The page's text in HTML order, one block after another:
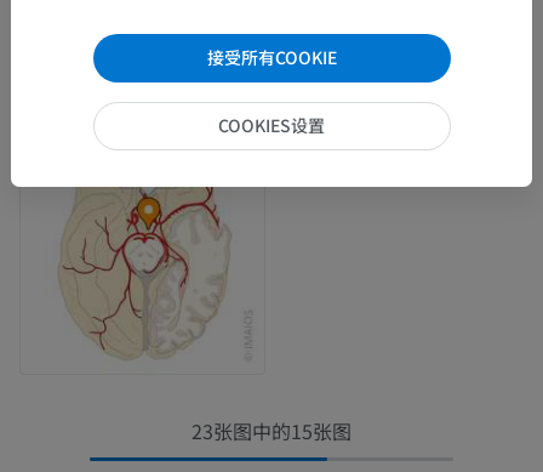
23张图中的15张图
接受所有COOKIE
COOKIES设置